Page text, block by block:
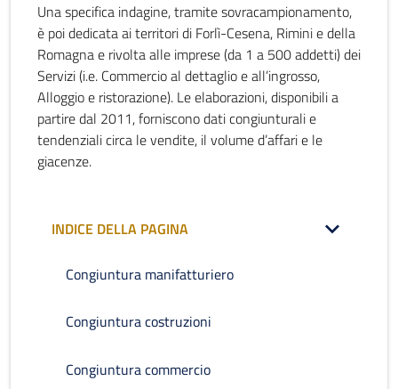
Una specifica indagine, tramite sovracampionamento,
è poi dedicata ai territori di Forlì-Cesena, Rimini e della
Romagna e rivolta alle imprese (da 1 a 500 addetti) dei
Servizi (i.e. Commercio al dettaglio e all’ingrosso,
Alloggio e ristorazione). Le elaborazioni, disponibili a
partire dal 2011, forniscono dati congiunturali e
tendenziali circa le vendite, il volume d’affari e le
giacenze.
INDICE DELLA PAGINA
Congiuntura manifatturiero
Congiuntura costruzioni
Congiuntura commercio